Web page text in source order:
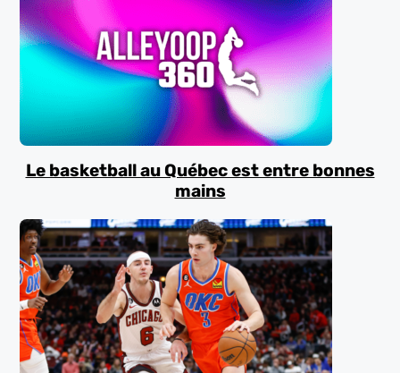
Le basketball au Québec est entre bonnes
mains